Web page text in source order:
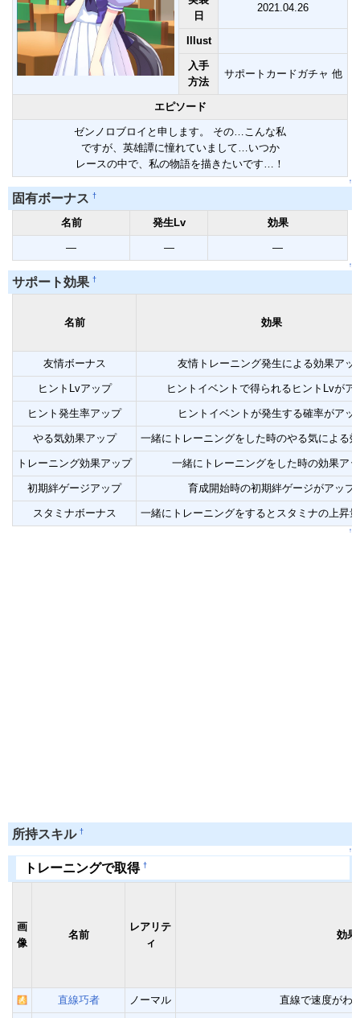
日
2021.04.26
Illust
入手
方法
サポートカードガチャ 他
エピソード
ゼンノロブロイと申します。 その…こんな私
ですが、英雄譚に憧れていまして…いつか
レースの中で、私の物語を描きたいです…！
↑
固有ボーナス †
名前 発生Lv 効果
― ― ―
↑
サポート効果 †
名前 効果
友情ボーナス 友情トレーニング発生による効果アッ
ヒントLvアップ ヒントイベントで得られるヒントLvがア
ヒント発生率アップ ヒントイベントが発生する確率がアッ
やる気効果アップ 一緒にトレーニングをした時のやる気による
トレーニング効果アップ 一緒にトレーニングをした時の効果ア
初期絆ゲージアップ 育成開始時の初期絆ゲージがアップ
スタミナボーナス 一緒にトレーニングをするとスタミナの上昇
↑
所持スキル †
↑
トレーニングで取得 †
画
像
名前
レアリテ
ィ
効果
直線巧者 ノーマル 直線で速度がわ